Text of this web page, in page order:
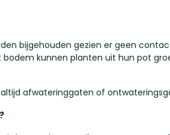
bijgehouden gezien er geen
bodem kunnen planten uit hun pot
afwateringgaten of